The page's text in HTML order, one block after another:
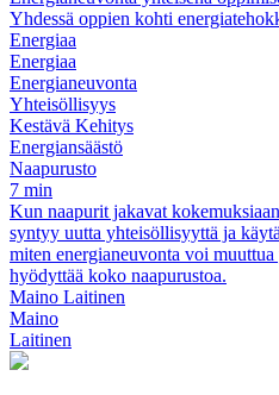
Yhdessä oppien kohti
Energiaa
Energiaa
Energianeuvonta
Yhteisöllisyys
Kestävä Kehitys
Energiansäästö
Naapurusto
7 min
Kun naapurit jakavat
syntyy uutta yhteisöllisyyttä ja
miten energianeuvonta voi
hyödyttää koko naapurustoa.
Maino Laitinen
Maino
Laitinen